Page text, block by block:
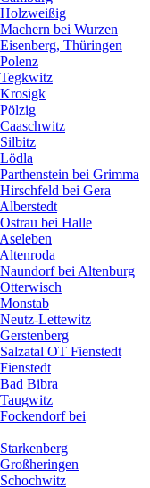
bei Wurzen
Thüringen
bei Grimma
bei Gera
bei Halle
bei Altenburg
Lettewitz
OT Fienstedt
Bibra
bei